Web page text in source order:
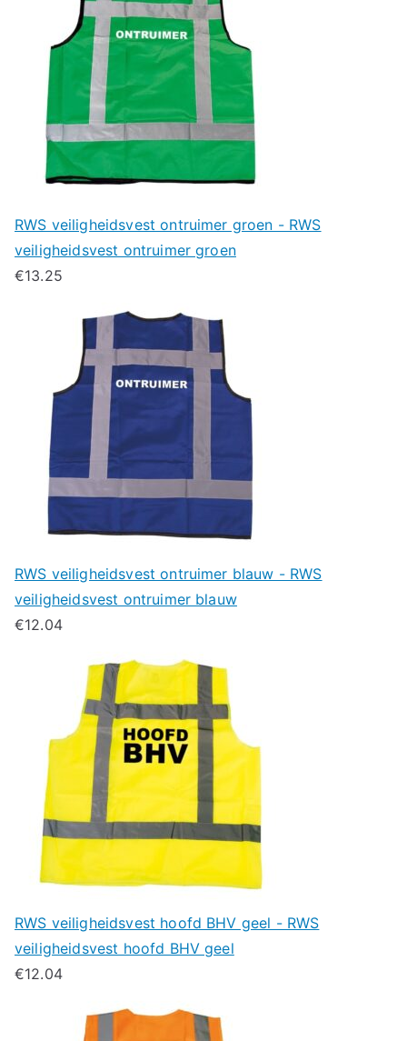
RWS veiligheidsvest ontruimer groen - RWS
veiligheidsvest ontruimer groen
€13.25
RWS veiligheidsvest ontruimer blauw - RWS
veiligheidsvest ontruimer blauw
€12.04
RWS veiligheidsvest hoofd BHV geel - RWS
veiligheidsvest hoofd BHV geel
€12.04